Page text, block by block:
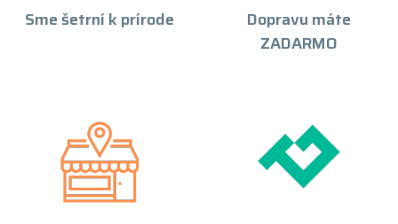
Sme šetrní k prírode
Dopravu máte
ZADARMO